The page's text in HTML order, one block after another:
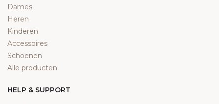
Dames
Heren
Kinderen
Accessoires
Schoenen
Alle producten
HELP & SUPPORT